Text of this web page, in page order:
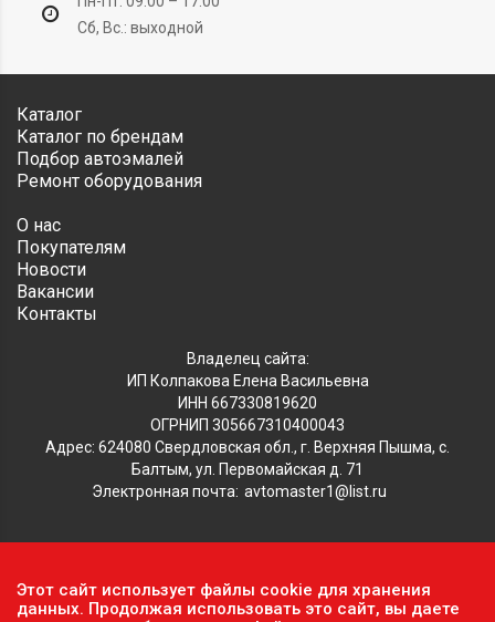
Сб, Вс.: выходной
Каталог
Каталог по брендам
Подбор автоэмалей
Ремонт оборудования
О нас
Покупателям
Новости
Вакансии
Контакты
Владелец сайта:
ИП Колпакова Елена Васильевна
ИНН 667330819620
ОГРНИП 305667310400043
Адрес: 624080 Свердловская обл., г. Верхняя Пышма, с.
Балтым, ул. Первомайская д. 71
Электронная почта: avtomaster1@list.ru
Обратите внимание, что данный сайт носит исключительно
информационный характер и ни при каких условиях не
Этот сайт использует файлы cookie для хранения
данных. Продолжая использовать это сайт, вы даете